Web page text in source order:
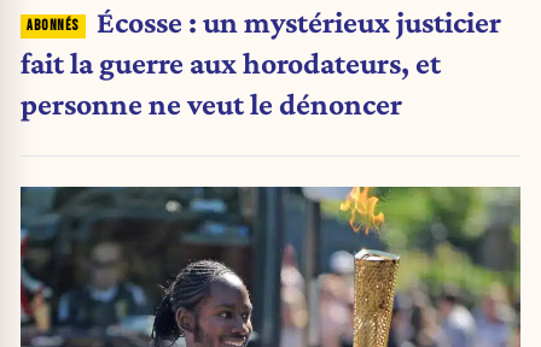
Écosse : un mystérieux justicier
fait la guerre aux horodateurs, et
personne ne veut le dénoncer